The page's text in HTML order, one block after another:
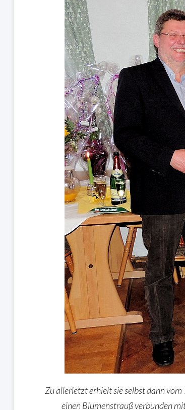
Zu allerletzt erhielt sie selbst dann
einen Blumenstrauß verbunden